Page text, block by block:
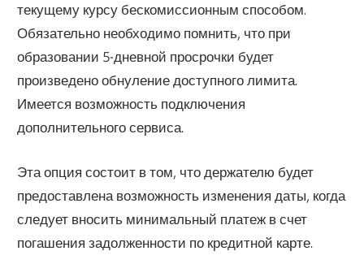
текущему курсу бескомиссионным способом.
Обязательно необходимо помнить, что при
образовании 5-дневной просрочки будет
произведено обнуление доступного лимита.
Имеется возможность подключения
дополнительного сервиса.
Эта опция состоит в том, что держателю будет
предоставлена возможность изменения даты, когда
следует вносить минимальный платеж в счет
погашения задолженности по кредитной карте.